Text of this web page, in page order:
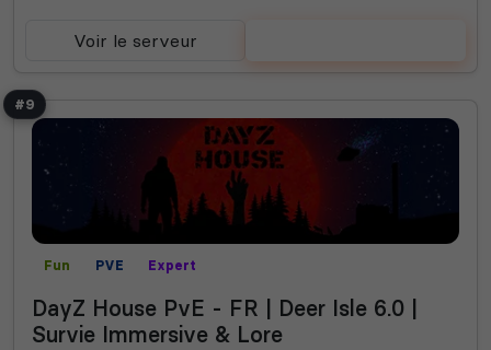
Voir le serveur
#9
Fun PVE Expert
DayZ House PvE - FR | Deer Isle 6.0 |
Survie Immersive & Lore